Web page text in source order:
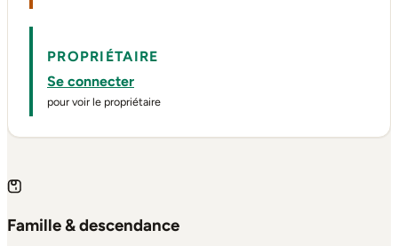
PROPRIÉTAIRE
Se connecter
pour voir le propriétaire
Famille & descendance